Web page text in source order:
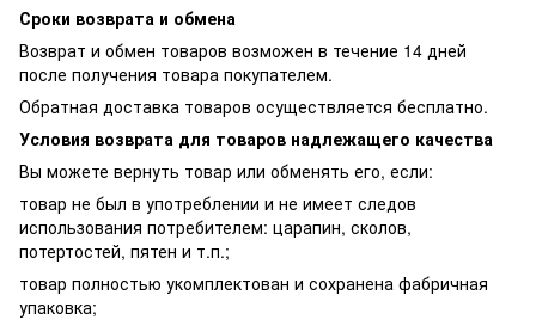
Сроки возврата и обмена
Возврат и обмен товаров возможен в течение 14 дней
после получения товара покупателем.
Обратная доставка товаров осуществляется бесплатно.
Условия возврата для товаров надлежащего качества
Вы можете вернуть товар или обменять его, если:
товар не был в употреблении и не имеет следов
использования потребителем: царапин, сколов,
потертостей, пятен и т.п.;
товар полностью укомплектован и сохранена фабричная
упаковка;